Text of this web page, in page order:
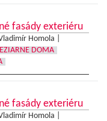
fasády exteriéru
Homola |
DOMA
fasády exteriéru
Homola |